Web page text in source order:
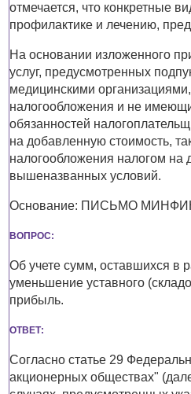
отмечается, что конкретные
профилактике и лечению,
На основании изложенного
услуг, предусмотренных
медицинскими
налогообложения и не
обязанностей
на добавленную стоимость,
налогообложения налогом на
вышеназванных условий.
Основание: ПИСЬМО
ВОПРОС:
Об учете сумм, оставшихся в
уменьшение уставного
прибыль.
ОТВЕТ:
Согласно статье 29
акционерных обществах"